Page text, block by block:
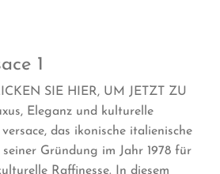
1
SIE HIER, UM JETZT ZU
Eleganz und kulturelle
das ikonische italienische
Gründung im Jahr 1978 für
Raffinesse. In diesem